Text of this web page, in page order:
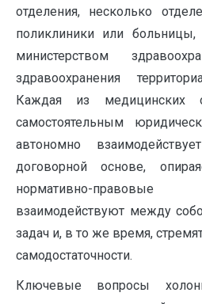
отделения, несколько
поликлиники или
министерством
здравоохранения
Каждая из медицинских
самостоятельным
автономно
договорной основе,
нормативно-
взаимодействуют между
задач и, в то же время,
самодостаточности.
Ключевые вопросы